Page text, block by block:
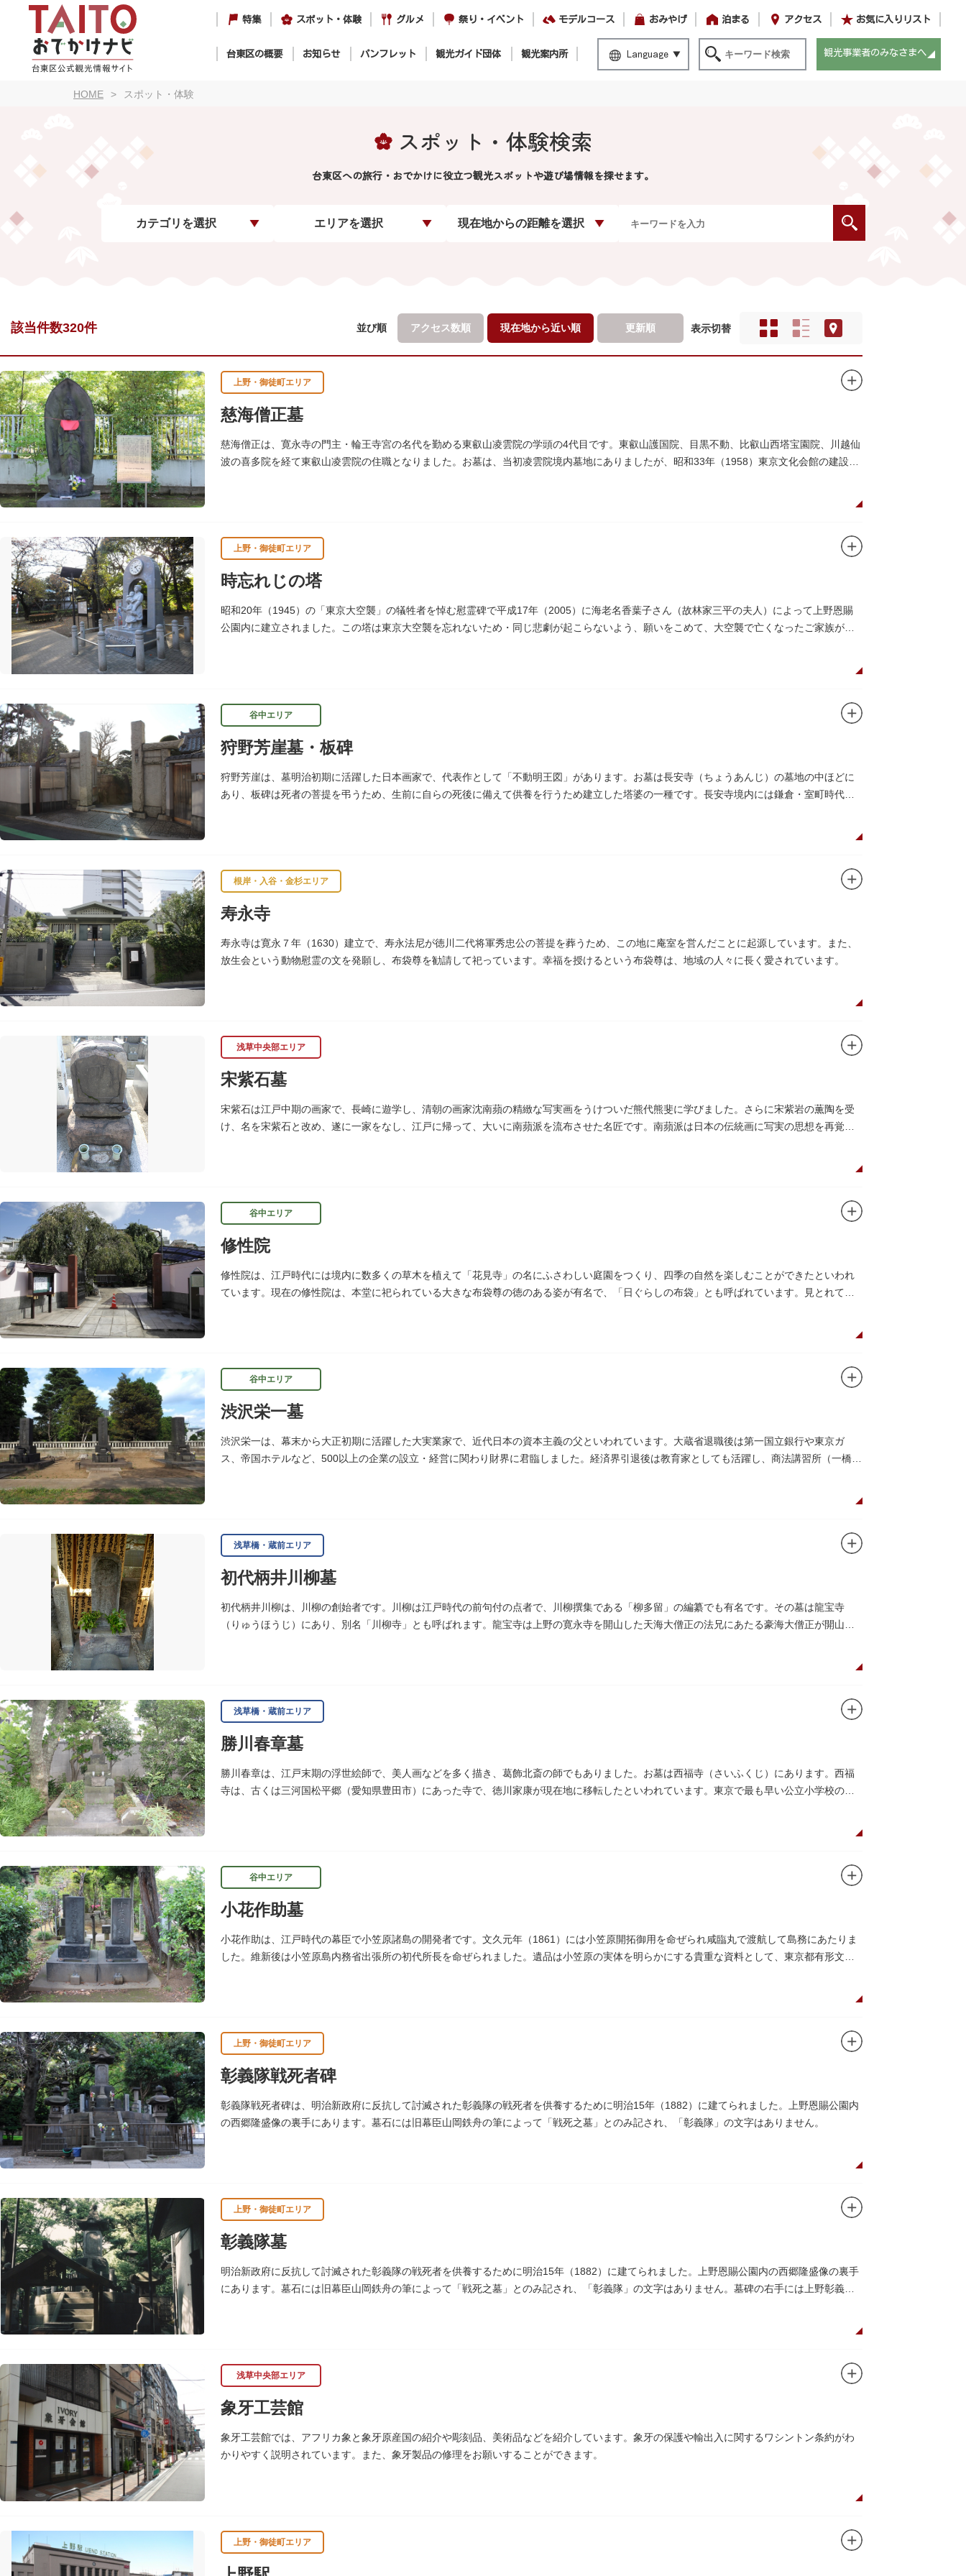
特集 スポット・体験 グルメ 祭り・イベント モデルコース おみやげ 泊まる アクセス お気に入りリスト
台東区の概要 お知らせ パンフレット 観光ガイド団体 観光案内所 Language 観光事業者のみなさまへ
HOME スポット・体験
スポット・体験検索
台東区への旅行・おでかけに役立つ観光スポットや遊び場情報を探せます。
カテゴリを選択 エリアを選択 現在地からの距離を選択
該当件数320件 並び順 アクセス数順 現在地から近い順 更新順 表示切替
上野・御徒町エリア
慈海僧正墓
慈海僧正は、寛永寺の門主・輪王寺宮の名代を勤める東叡山凌雲院の学頭の4代目です。東叡山護国院、目黒不動、比叡山西塔宝園院、川越仙
波の喜多院を経て東叡山凌雲院の住職となりました。お墓は、当初凌雲院境内墓地にありましたが、昭和33年（1958）東京文化会館の建設の
上野・御徒町エリア
時忘れじの塔
昭和20年（1945）の「東京大空襲」の犠牲者を悼む慰霊碑で平成17年（2005）に海老名香葉子さん（故林家三平の夫人）によって上野恩賜
公園内に建立されました。この塔は東京大空襲を忘れないため・同じ悲劇が起こらないよう、願いをこめて、大空襲で亡くなったご家族がモ
谷中エリア
狩野芳崖墓・板碑
狩野芳崖は、墓明治初期に活躍した日本画家で、代表作として「不動明王図」があります。お墓は長安寺（ちょうあんじ）の墓地の中ほどに
あり、板碑は死者の菩提を弔うため、生前に自らの死後に備えて供養を行うため建立した塔婆の一種です。長安寺境内には鎌倉・室町時代合
根岸・入谷・金杉エリア
寿永寺
寿永寺は寛永７年（1630）建立で、寿永法尼が徳川二代将軍秀忠公の菩提を葬うため、この地に庵室を営んだことに起源しています。また、
放生会という動物慰霊の文を発願し、布袋尊を勧請して祀っています。幸福を授けるという布袋尊は、地域の人々に長く愛されています。
浅草中央部エリア
宋紫石墓
宋紫石は江戸中期の画家で、長崎に遊学し、清朝の画家沈南蘋の精緻な写実画をうけついだ熊代熊斐に学びました。さらに宋紫岩の薫陶を受
け、名を宋紫石と改め、遂に一家をなし、江戸に帰って、大いに南蘋派を流布させた名匠です。南蘋派は日本の伝統画に写実の思想を再覚醒
谷中エリア
修性院
修性院は、江戸時代には境内に数多くの草木を植えて「花見寺」の名にふさわしい庭園をつくり、四季の自然を楽しむことができたといわれ
ています。現在の修性院は、本堂に祀られている大きな布袋尊の徳のある姿が有名で、「日ぐらしの布袋」とも呼ばれています。見とれてい
谷中エリア
渋沢栄一墓
渋沢栄一は、幕末から大正初期に活躍した大実業家で、近代日本の資本主義の父といわれています。大蔵省退職後は第一国立銀行や東京ガ
ス、帝国ホテルなど、500以上の企業の設立・経営に関わり財界に君臨しました。経済界引退後は教育家としても活躍し、商法講習所（一橋大
浅草橋・蔵前エリア
初代柄井川柳墓
初代柄井川柳は、川柳の創始者です。川柳は江戸時代の前句付の点者で、川柳撰集である「柳多留」の編纂でも有名です。その墓は龍宝寺
（りゅうほうじ）にあり、別名「川柳寺」とも呼ばれます。龍宝寺は上野の寛永寺を開山した天海大僧正の法兄にあたる豪海大僧正が開山し
浅草橋・蔵前エリア
勝川春章墓
勝川春章は、江戸末期の浮世絵師で、美人画などを多く描き、葛飾北斎の師でもありました。お墓は西福寺（さいふくじ）にあります。西福
寺は、古くは三河国松平郷（愛知県豊田市）にあった寺で、徳川家康が現在地に移転したといわれています。東京で最も早い公立小学校の一
谷中エリア
小花作助墓
小花作助は、江戸時代の幕臣で小笠原諸島の開発者です。文久元年（1861）には小笠原開拓御用を命ぜられ咸臨丸で渡航して島務にあたりま
した。維新後は小笠原島内務省出張所の初代所長を命ぜられました。遺品は小笠原の実体を明らかにする貴重な資料として、東京都有形文化
上野・御徒町エリア
彰義隊戦死者碑
彰義隊戦死者碑は、明治新政府に反抗して討滅された彰義隊の戦死者を供養するために明治15年（1882）に建てられました。上野恩賜公園内
の西郷隆盛像の裏手にあります。墓石には旧幕臣山岡鉄舟の筆によって「戦死之墓」とのみ記され、「彰義隊」の文字はありません。
上野・御徒町エリア
彰義隊墓
明治新政府に反抗して討滅された彰義隊の戦死者を供養するために明治15年（1882）に建てられました。上野恩賜公園内の西郷隆盛像の裏手
にあります。墓石には旧幕臣山岡鉄舟の筆によって「戦死之墓」とのみ記され、「彰義隊」の文字はありません。墓碑の右手には上野彰義隊
浅草中央部エリア
象牙工芸館
象牙工芸館では、アフリカ象と象牙原産国の紹介や彫刻品、美術品などを紹介しています。象牙の保護や輸出入に関するワシントン条約がわ
かりやすく説明されています。また、象牙製品の修理をお願いすることができます。
上野・御徒町エリア